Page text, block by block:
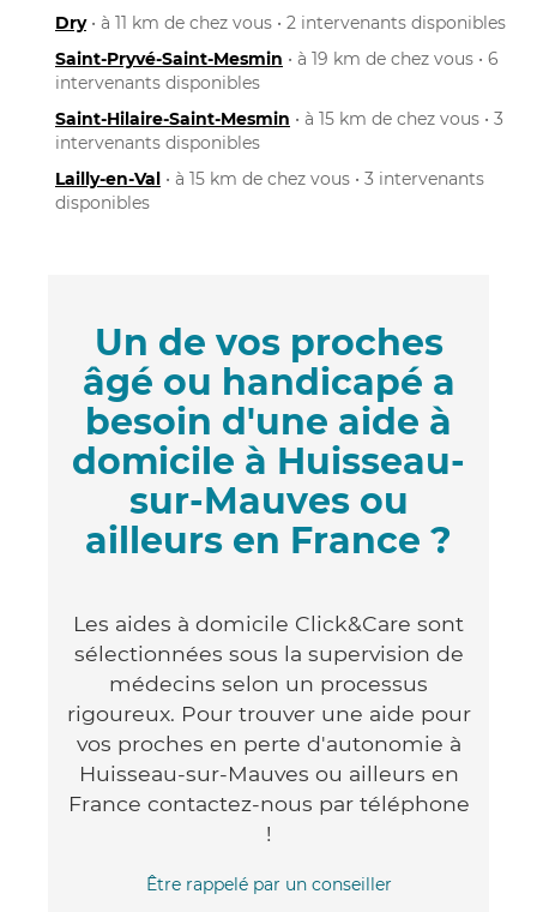
Dry• à 11 km de chez vous • 2 intervenants disponibles
Saint-Pryvé-Saint-Mesmin • à 19 km de chez vous • 6
intervenants disponibles
Saint-Hilaire-Saint-Mesmin • à 15 km de chez vous • 3
intervenants disponibles
Lailly-en-Val • à 15 km de chez vous • 3 intervenants
disponibles
Un de vos proches
âgé ou handicapé a
besoin d'une aide à
domicile à Huisseau-
sur-Mauves ou
ailleurs en France ?
Les aides à domicile Click&Care sont
sélectionnées sous la supervision de
médecins selon un processus
rigoureux. Pour trouver une aide pour
vos proches en perte d'autonomie à
Huisseau-sur-Mauves ou ailleurs en
France contactez-nous par téléphone
!
Être rappelé par un conseiller